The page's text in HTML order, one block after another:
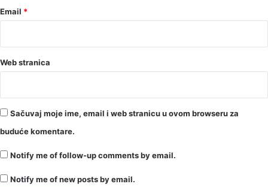
Email *
Web stranica
Sačuvaj moje ime, email i web stranicu u ovom browseru za
buduće komentare.
Notify me of follow-up comments by email.
Notify me of new posts by email.